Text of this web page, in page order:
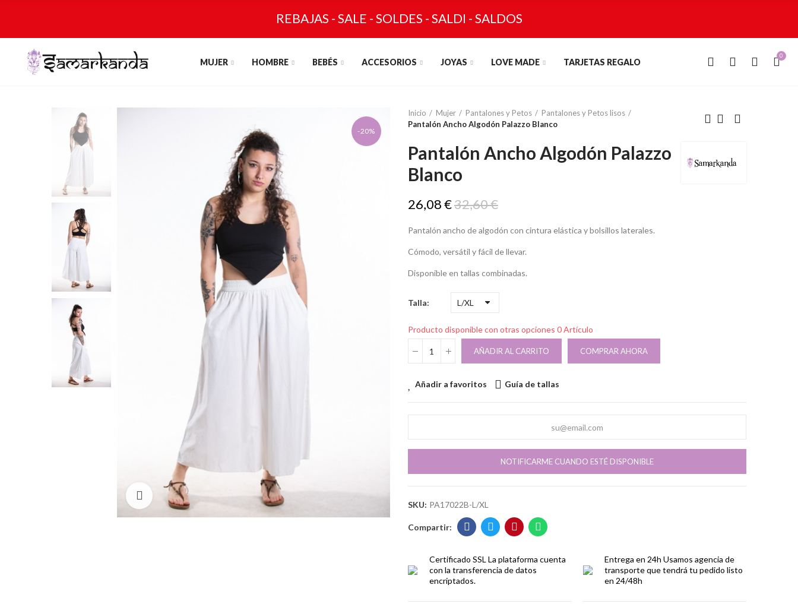
REBAJAS - SALE - SOLDES - SALDI - SALDOS
MUJER HOMBRE BEBÉS ACCESORIOS JOYAS LOVE MADE TARJETAS REGALO
0
-20%
Ampliar
Inicio Mujer Pantalones y Petos
Pantalones y Petos lisos
Pantalón Ancho Algodón Palazzo Blanco
Pantalón Ancho Algodón Palazzo
Blanco
26,08 €32,60 €
Pantalón ancho de algodón con cintura elástica y bolsillos laterales.
Cómodo, versátil y fácil de llevar.
Disponible en tallas combinadas.
Talla
Producto disponible con otras opciones 0 Artículo
AÑADIR AL CARRITO COMPRAR AHORA
Añadir a favoritos Guía de tallas
NOTIFICARME CUANDO ESTÉ DISPONIBLE
SKU: PA17022B-L/XL
Certificado SSL La plataforma cuenta
con la transferencia de datos
encriptados.
Entrega en 24h Usamos agencia de
transporte que tendrá tu pedido listo
en 24/48h